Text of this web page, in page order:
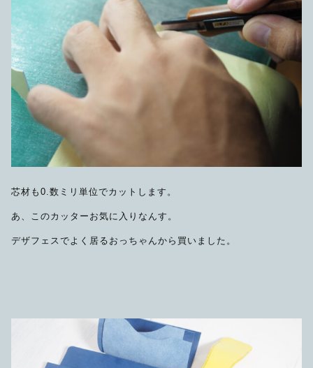
芯材も0.数ミリ単位でカットします。
あ、このカッターお気に入りなんす。
デザフェスでよく居るおっちゃんから買いました。